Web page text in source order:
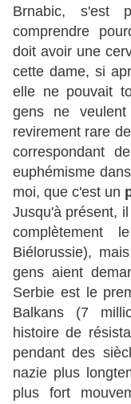
Brnabic, s'est
comprendre
doit avoir une
cette dame, si
elle ne pouvait
gens ne
revirement rare
correspondant
euphémisme
moi, que c'est un
Jusqu'à présent,
complètement
Biélorussie),
gens aient
Serbie est le
Balkans (7
histoire de
pendant des
nazie plus
plus fort